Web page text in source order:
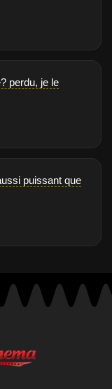
perdu, je le
puissant que